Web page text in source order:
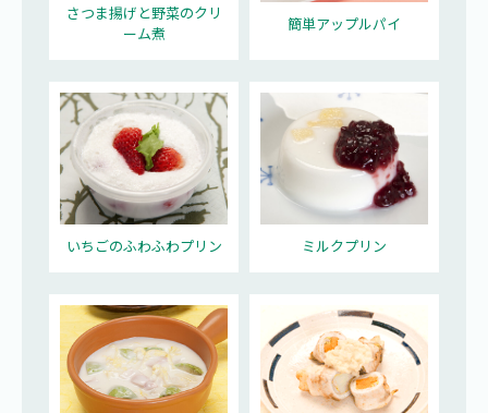
さつま揚げと野菜のクリ
ーム煮
簡単アップルパイ
いちごのふわふわプリン ミルクプリン